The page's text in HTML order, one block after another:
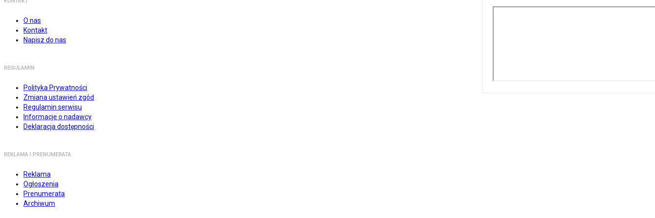
O nas
Kontakt
Napisz do nas
REGULAMIN
Polityka Prywatności
Zmiana ustawień zgód
Regulamin serwisu
Informacje o nadawcy
Deklaracja dostępności
REKLAMA I PRENUMERATA
Reklama
Ogłoszenia
Prenumerata
Archiwum